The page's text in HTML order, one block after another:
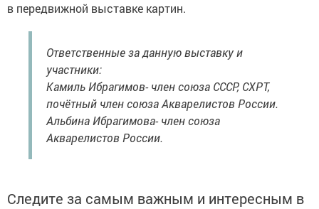
в передвижной выставке картин.
Ответственные за данную выставку и
участники:
Камиль Ибрагимов- член союза СССР, СХРТ,
почётный член союза Акварелистов России.
Альбина Ибрагимова- член союза
Акварелистов России.
Следите за самым важным и интересным в